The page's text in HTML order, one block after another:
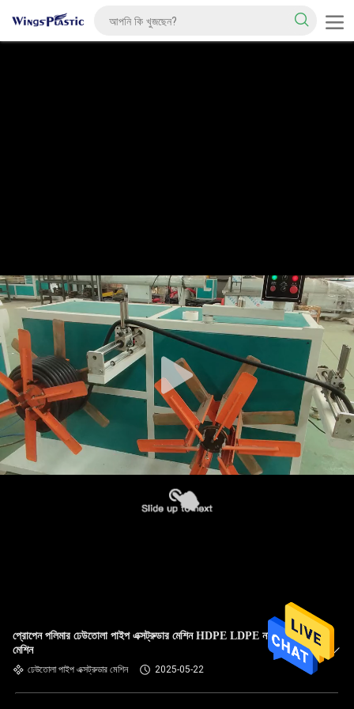
প্রোপেন পলিমার ঢেউতোলা পাইপ এক্সট্রুডার মেশিন HDPE LDPE নমনীয় পাইপ
মেশিন
ঢেউতোলা পাইপ এক্সট্রুডার মেশিন 2025-05-22